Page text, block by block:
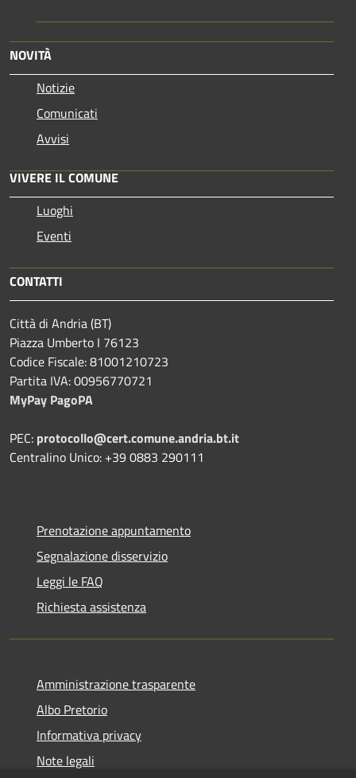
NOVITÀ
Notizie
Comunicati
Avvisi
VIVERE IL COMUNE
Luoghi
Eventi
CONTATTI
Città di Andria (BT)
Piazza Umberto I 76123
Codice Fiscale: 81001210723
Partita IVA: 00956770721
MyPay PagoPA
PEC: protocollo@cert.comune.andria.bt.it
Centralino Unico: +39 0883 290111
Prenotazione appuntamento
Segnalazione disservizio
Leggi le FAQ
Richiesta assistenza
Amministrazione trasparente
Albo Pretorio
Informativa privacy
Note legali